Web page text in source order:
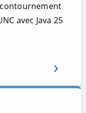
avec Java 25